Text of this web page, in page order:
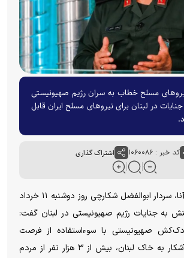
مسلح خطاب به سران رژیم صهیونیستی
در لبنان برای نیروهای مسلح ایران قابل
کد خبر : ۱۰۶۰۰۸۶ اشتراک گذاری
به گزارش خبرگزاری آنا، سردار ابوالفضل شکارچی روز دوشنبه ۱۱ خرداد
به جنایات رژیم صهیونیستی در لبنان گفت:
صهیونیستی با سوءاستفاده از فرصت
آتش‌بس و تجاوز آشکار به خاک لبنان، بیش از ۳ هزار نفر از مردم